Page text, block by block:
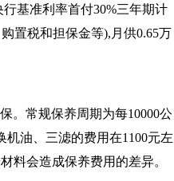
基准利率首付30%三年期计
置税和担保金等),月供0.65万
。常规保养周期为每10000公
机油、三滤的费用在1100元左
料会造成保养费用的差异。